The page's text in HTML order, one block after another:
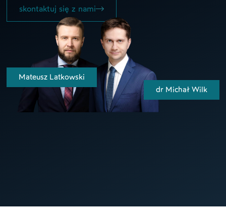
skontaktuj się z nami
Mateusz Latkowski
dr Michał Wilk